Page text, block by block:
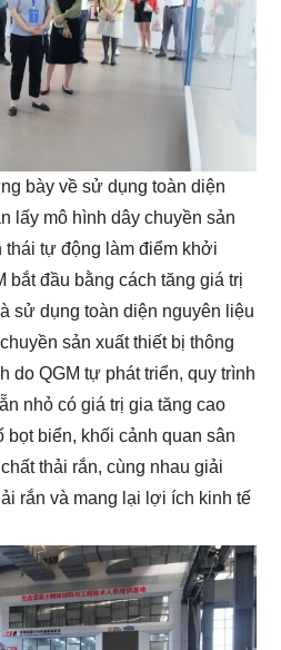
bày về sử dụng toàn diện
lấy mô hình dây chuyền sản
thái tự động làm điểm khởi
bắt đầu bằng cách tăng giá trị
sử dụng toàn diện nguyên liệu
sản xuất thiết bị thông
do QGM tự phát triển, quy trình
nhỏ có giá trị gia tăng cao
bọt biển, khối cảnh quan sân
thải rắn, cùng nhau giải
rắn và mang lại lợi ích kinh tế